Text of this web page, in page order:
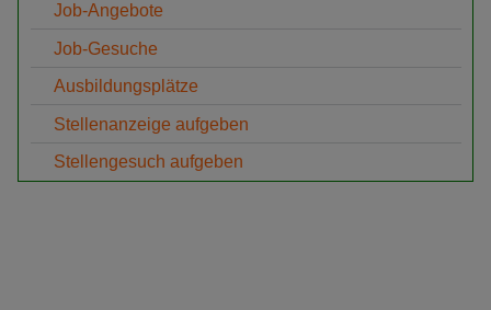
Job-Angebote
Job-Gesuche
Ausbildungsplätze
Stellenanzeige aufgeben
Stellengesuch aufgeben